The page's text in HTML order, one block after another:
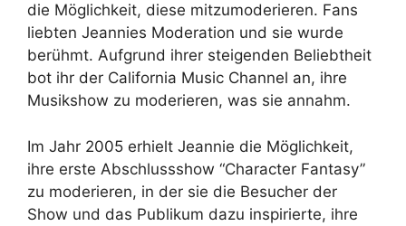
die Möglichkeit, diese mitzumoderieren. Fans
liebten Jeannies Moderation und sie wurde
berühmt. Aufgrund ihrer steigenden Beliebtheit
bot ihr der California Music Channel an, ihre
Musikshow zu moderieren, was sie annahm.
Im Jahr 2005 erhielt Jeannie die Möglichkeit,
ihre erste Abschlussshow “Character Fantasy”
zu moderieren, in der sie die Besucher der
Show und das Publikum dazu inspirierte, ihre